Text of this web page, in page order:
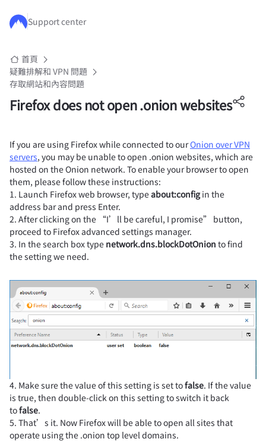
跳至主要內容
Support center
首頁
疑難排解和 VPN 問題
存取網站和內容問題
Firefox does not open .onion websites
If you are using Firefox while connected to ourOnion over VPN
servers, you may be unable to open .onion websites, which are
hosted on the Onion network. To enable your browser to open
them, please follow these instructions:
1. Launch Firefox web browser, typeabout:configin the
address bar and press Enter.
2. After clicking on the “I’ll be careful, I promise” button,
proceed to Firefox advanced settings manager.
3. In the search box type network.dns.blockDotOnion to find
the setting we need.
4. Make sure the value of this setting is set tofalse. If the value
is true, then double-click on this setting to switch it back
tofalse.
5. That’s it. Now Firefox will be able to open all sites that
operate using the .onion top level domains.